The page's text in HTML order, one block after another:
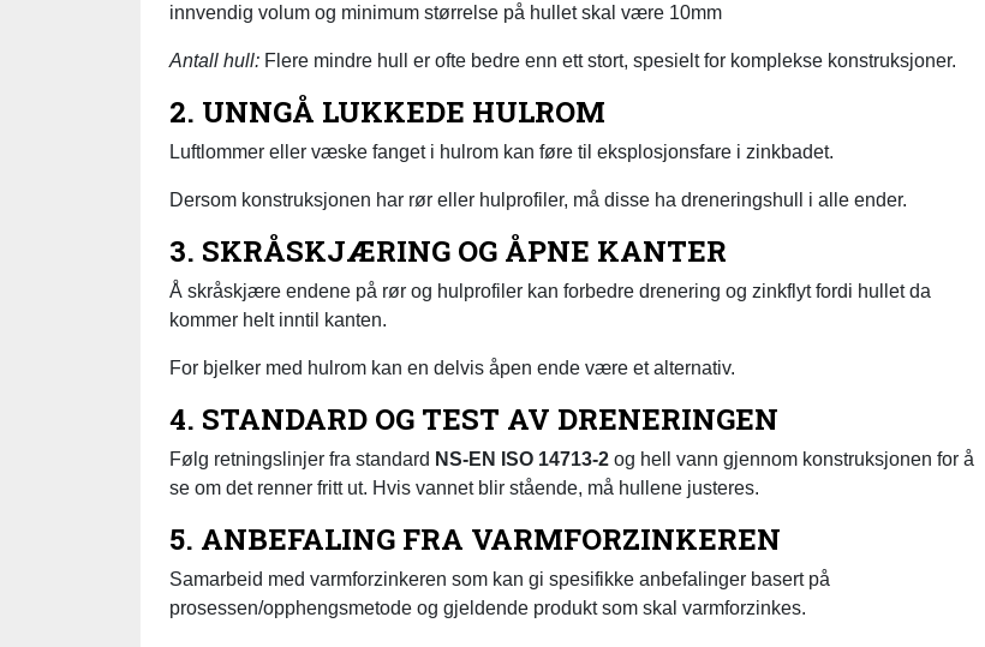
innvendig volum og minimum størrelse på hullet skal være 10mm
Antall hull: Flere mindre hull er ofte bedre enn ett stort, spesielt for komplekse konstruksjoner.
2. UNNGÅ LUKKEDE HULROM
Luftlommer eller væske fanget i hulrom kan føre til eksplosjonsfare i zinkbadet.
Dersom konstruksjonen har rør eller hulprofiler, må disse ha dreneringshull i alle ender.
3. SKRÅSKJÆRING OG ÅPNE KANTER
Å skråskjære endene på rør og hulprofiler kan forbedre drenering og zinkflyt fordi hullet da
kommer helt inntil kanten.
For bjelker med hulrom kan en delvis åpen ende være et alternativ.
4. STANDARD OG TEST AV DRENERINGEN
Følg retningslinjer fra standard NS-EN ISO 14713-2 og hell vann gjennom konstruksjonen for å
se om det renner fritt ut. Hvis vannet blir stående, må hullene justeres.
5. ANBEFALING FRA VARMFORZINKEREN
Samarbeid med varmforzinkeren som kan gi spesifikke anbefalinger basert på
prosessen/opphengsmetode og gjeldende produkt som skal varmforzinkes.